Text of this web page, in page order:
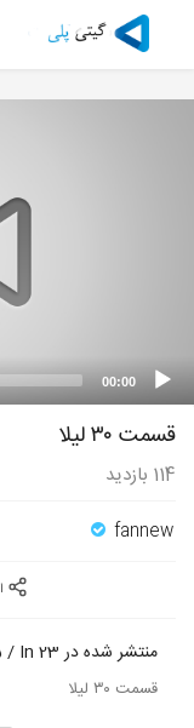
00:00
قسمت ۳۰ لیلا
114 بازدید
fannew
منتشر شده در 23 Apr 2025 / In
قسمت ۳۰ لیلا